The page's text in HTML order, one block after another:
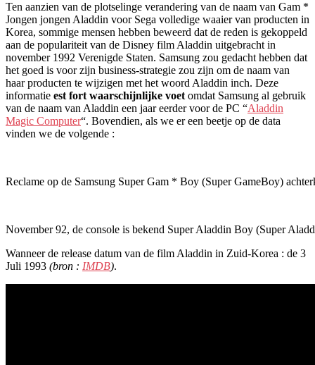
Ten aanzien van de plotselinge verandering van de naam van Gam *
Jongen jongen Aladdin voor Sega volledige waaier van producten in
Korea, sommige mensen hebben beweerd dat de reden is gekoppeld
aan de populariteit van de Disney film Aladdin uitgebracht in
november 1992 Verenigde Staten. Samsung zou gedacht hebben dat
het goed is voor zijn business-strategie zou zijn om de naam van
haar producten te wijzigen met het woord Aladdin inch. Deze
informatie est fort waarschijnlijke voet omdat Samsung al gebruik
van de naam van Aladdin een jaar eerder voor de PC “Aladdin
Magic Computer“. Bovendien, als we er een beetje op de data
vinden we de volgende :
Reclame op de Samsung Super Gam * Boy (Super GameBoy)
November 92, de console is bekend Super Aladdin Boy (Super
Wanneer de release datum van de film Aladdin in Zuid-Korea : de 3
Juli 1993 (bron : IMDB).